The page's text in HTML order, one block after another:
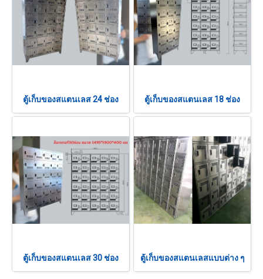
ตู้เก็บของสแตนเลส 24 ช่อง ตู้เก็บของสแตนเลส 18 ช่อง
ตู้เก็บของสแตนเลส 30 ช่อง ตู้เก็บของสแตนเลสแบบต่าง ๆ